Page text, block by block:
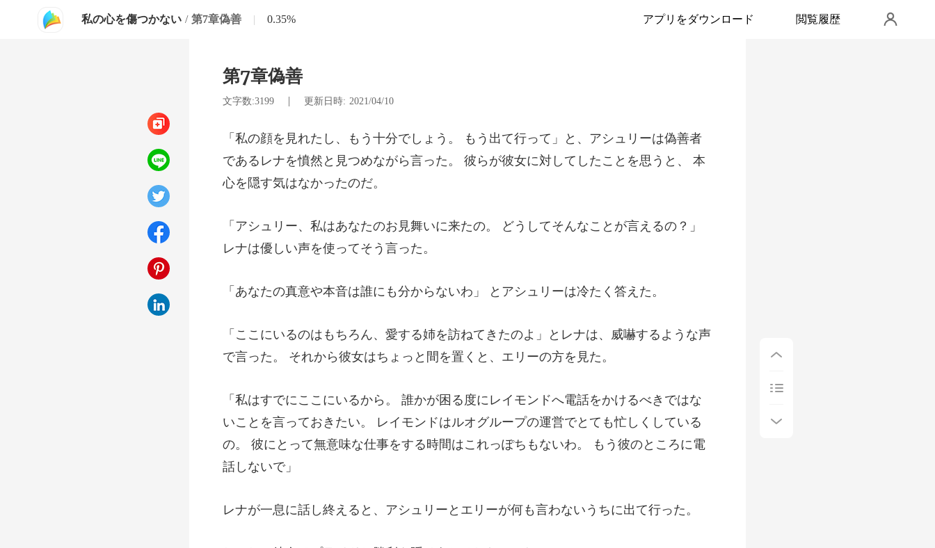
私の心を傷つかない / 第7章偽善 | 0.35% アプリをダウンロード 閲覧履歴
第7章偽善
文字数:3199 | 更新日時: 2021/04/10
アシュリーは偽善者
であるレナを憤然と見つめながら言った。 彼
たの。 どうしてそんなことが言えるの？
にも分からないわ」 とア
のよ」とレナは、威嚇するような声
で言った。 そ
とを言っておきたい。 レイモンドはルオグループの運営でとても忙しくしている
の。 彼
、アシュリーとエリーが何